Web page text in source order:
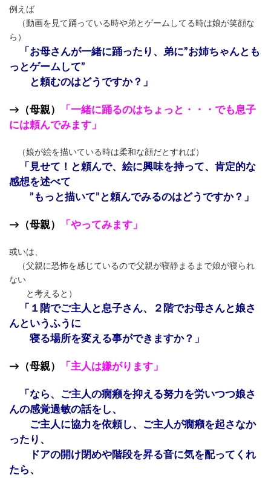
例えば
（動画を見て踊っている時や弟とゲームしてる時は娘が笑顔な
ら）
「お母さんが一緒に踊ったり、弟に”お姉ちゃんとも
っとゲームして”
と頼むのはどうですか？」
→（母親）
「一緒に踊るのはちょっと・・・でも息子
には頼んでみます」
（娘が絵を描いている時は柔和な顔だとすれば）
「見せて！と頼んで、絵に興味を持って、肯定的な
感想を述べて
”もっと描いて”と頼んでみるのはどうですか？」
→（母親） 「やってみます」
或いは、
（父親に恐怖を感じているので父親が寝静まるまで娘が寝られ
ない
と考えると）
「１階でご主人と息子さん、２階でお母さんと娘さ
んというふうに
寝る場所を変える事ができますか？」
→（母親） 「主人は嫌がります」
「なら、ご主人の癇癪を抑える努力を労いつつ娘さ
んの感覚過敏の話をし、
ご主人に協力を依頼し、ご主人が癇癪を起さなか
ったり、
ドアの開け閉めや階段を昇る音に気を配ってくれ
たら、